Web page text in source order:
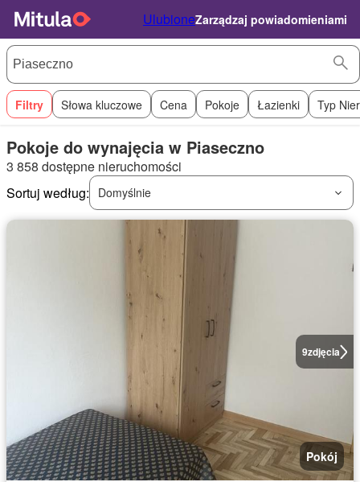
UlubioneZarządzaj powiadomieniami
Filtry Słowa kluczowe Cena Pokoje Łazienki Typ
Pokoje do wynajęcia w Piaseczno
3 858 dostępne nieruchomości
Sortuj według:
Domyślnie
9zdjęcia
Pokój